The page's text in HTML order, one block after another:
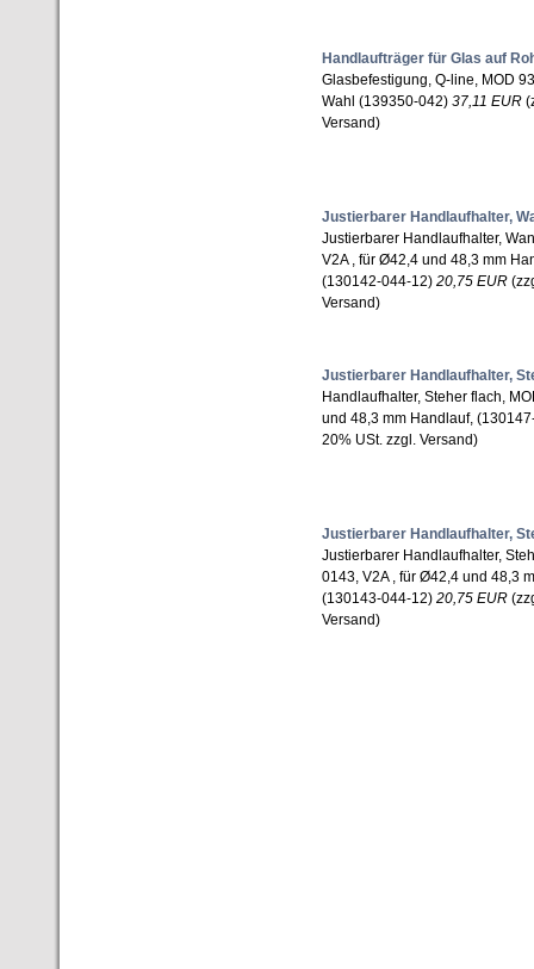
Handlaufträger für Glas auf
Glasbefestigung, Q-line, MOD
Wahl (139350-042) 37,11 EUR
Versand)
Justierbarer Handlaufhalter,
Justierbarer Handlaufhalter,
V2A , für Ø42,4 und 48,3 mm
(130142-044-12) 20,75 EUR
Versand)
Justierbarer Handlaufhalter,
Handlaufhalter, Steher flach,
und 48,3 mm Handlauf,
20% USt. zzgl. Versand)
Justierbarer Handlaufhalter,
Justierbarer Handlaufhalter,
0143, V2A , für Ø42,4 und 48,3
(130143-044-12) 20,75 EUR
Versand)